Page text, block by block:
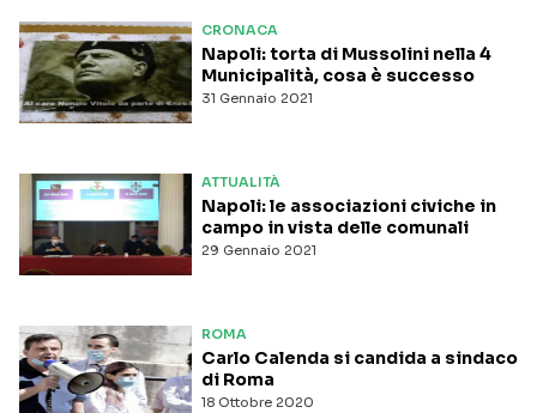
CRONACA
31 Gennaio 2021
Napoli: torta di Mussolini nella 4
Municipalità, cosa è successo
ATTUALITÀ
29 Gennaio 2021
Napoli: le associazioni civiche in
campo in vista delle comunali
ROMA
18 Ottobre 2020
Carlo Calenda si candida a sindaco
di Roma